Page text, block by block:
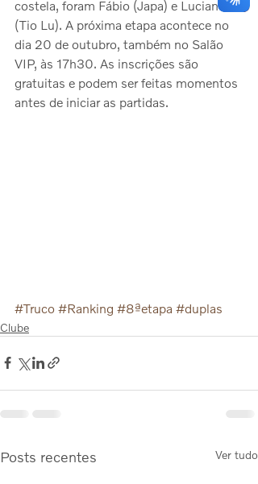
costela, foram Fábio (Japa) e Luciano
(Tio Lu). A próxima etapa acontece no
dia 20 de outubro, também no Salão
VIP, às 17h30. As inscrições são
gratuitas e podem ser feitas momentos
antes de iniciar as partidas.
#Truco #Ranking #8ªetapa #duplas
Clube
Posts recentes Ver tudo